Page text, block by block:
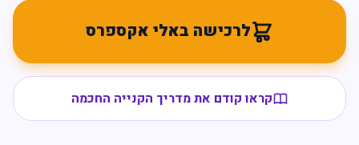
לרכישה באלי אקספרס
קראו קודם את מדריך הקנייה החכמה